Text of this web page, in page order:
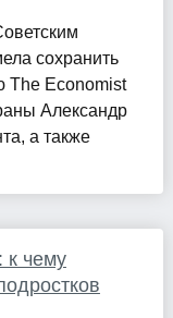
сохранить
The Economist
Александр
а также
к чему